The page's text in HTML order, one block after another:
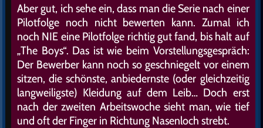
Aber gut, ich sehe ein, dass man die Serie nach einer
Pilotfolge noch nicht bewerten kann. Zumal ich
noch NIE eine Pilotfolge richtig gut fand, bis halt auf
„The Boys“. Das ist wie beim Vorstellungsgespräch:
Der Bewerber kann noch so geschniegelt vor einem
sitzen, die schönste, anbiedernste (oder gleichzeitig
langweiligste) Kleidung auf dem Leib… Doch erst
nach der zweiten Arbeitswoche sieht man, wie tief
und oft der Finger in Richtung Nasenloch strebt.